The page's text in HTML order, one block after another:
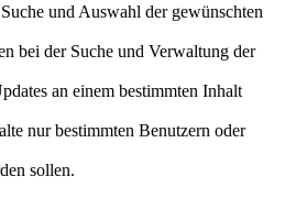
und Auswahl der gewünschten
bei der Suche und Verwaltung der
an einem bestimmten Inhalt
nur bestimmten Benutzern oder
sollen.